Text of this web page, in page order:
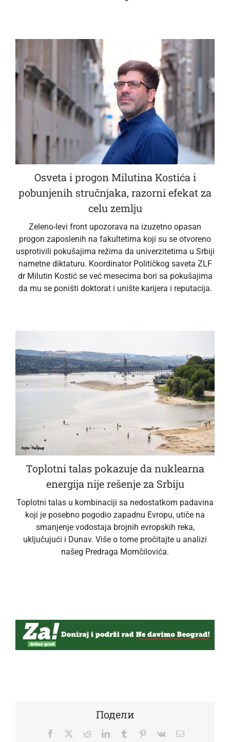
Osveta i progon Milutina Kostića i
pobunjenih stručnjaka, razorni efekat za
celu zemlju
Zeleno-levi front upozorava na izuzetno opasan
progon zaposlenih na fakultetima koji su se otvoreno
usprotivili pokušajima režima da univerzitetima u Srbiji
nametne diktaturu. Koordinator Političkog saveta ZLF
dr Milutin Kostić se već mesecima bori sa pokušajima
da mu se poništi doktorat i unište karijera i reputacija.
Toplotni talas pokazuje da nuklearna
energija nije rešenje za Srbiju
Toplotni talas u kombinaciji sa nedostatkom padavina
koji je posebno pogodio zapadnu Evropu, utiče na
smanjenje vodostaja brojnih evropskih reka,
uključujući i Dunav. Više o tome pročitajte u analizi
našeg Predraga Momčilovića.
Подели
Facebook
TwitterRedditLinkedInTumblr Pinterest
Vk Email